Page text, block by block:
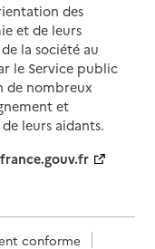
des
et de leurs
la société au
le Service public
de nombreux
et
leurs aidants.
conforme